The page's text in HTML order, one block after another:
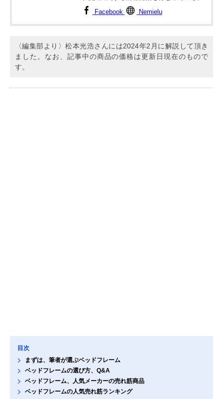
Facebook Nemielu
〈編集部より〉松本光浩さんには2024年2月に解説して頂き
ました。なお、記事中の商品の価格は更新日現在のもので
す。
目次
まずは、筆者が選ぶベッドフレーム
ベッドフレームの選び方、Q&A
ベッドフレーム、人気メーカーの売れ筋商品
ベッドフレームの人気売れ筋ランキング